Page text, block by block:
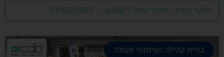
אלעד גרגיר - מייסד ומנכ"ל arcdb
בניית קהילה ושיתופי פעולה